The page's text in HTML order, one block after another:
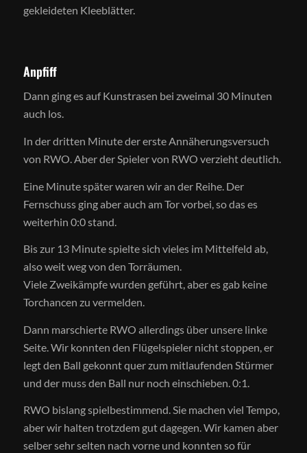
gekleideten Kleeblätter.
Anpfiff
Dann ging es auf Kunstrasen bei zweimal 30 Minuten
auch los.
In der dritten Minute der erste Annäherungsversuch
von RWO. Aber der Spieler von RWO verzieht deutlich.
Eine Minute später waren wir an der Reihe. Der
Fernschuss ging aber auch am Tor vorbei, so das es
weiterhin 0:0 stand.
Bis zur 13 Minute spielte sich vieles im Mittelfeld ab,
also weit weg von den Torräumen.
Viele Zweikämpfe wurden geführt, aber es gab keine
Torchancen zu vermelden.
Dann marschierte RWO allerdings über unsere linke
Seite. Wir konnten den Flügelspieler nicht stoppen, er
legt den Ball gekonnt quer zum mitlaufenden Stürmer
und der muss den Ball nur noch einschieben. 0:1.
RWO bislang spielbestimmend. Sie machen viel Tempo,
aber wir halten trotzdem gut dagegen. Wir kamen aber
selber sehr selten nach vorne und konnten so für